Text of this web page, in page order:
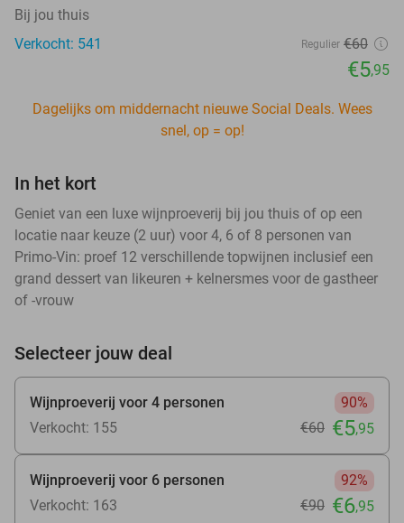
Bij jou thuis
Verkocht: 541
Regulier €60
€5,95
Dagelijks om middernacht nieuwe Social Deals. Wees
snel, op = op!
In het kort
Geniet van een luxe wijnproeverij bij jou thuis of op een
locatie naar keuze (2 uur) voor 4, 6 of 8 personen van
Primo-Vin: proef 12 verschillende topwijnen inclusief een
grand dessert van likeuren + kelnersmes voor de gastheer
of -vrouw
Selecteer jouw deal
Wijnproeverij voor 4 personen
90%
Verkocht: 155
€60 €5,95
Wijnproeverij voor 6 personen
92%
Verkocht: 163
€90 €6,95